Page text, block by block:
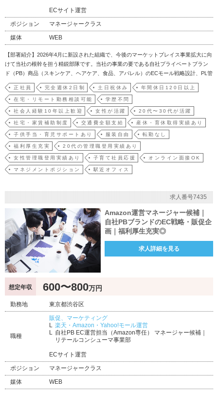
ECサイト運営
ポジション
マネージャークラス
媒体
WEB
【部署紹介】2026年4月に新設された組織で、今後のマーケットプレイス事業拡大に向
けて当社の根幹を担う精鋭部隊です。当社の事業の要である自社プライベートブラン
ド（PB）商品（スキンケア、ヘアケア、食品、アパレル）のECモール戦略設計、PL管
理、実運用を一手に担っています。【募集背景】自社PB商品の売上好調および取り扱
いブランドの急拡大に伴い、当社にとって最重要チャネルの一つである「楽天市場」
での事…
正社員 完全週休2日制 土日祝休み 年間休日120日以上
在宅・リモート勤務相談可能 学歴不問
社会人経験10年以上歓迎 女性が活躍 20代〜30代が活躍
社宅・家賃補助制度 交通費全額支給 産休・育休取得実績あり
子供手当・育児サポートあり 服装自由 転勤なし
福利厚生充実 20代の管理職登用実績あり
女性管理職登用実績あり 子育て社員応援 オンライン面接OK
マネジメントポジション 駅近オフィス
求人番号7435
Amazon運営マネージャー候補｜
自社PBブランドのEC戦略・販促企
画｜福利厚生充実◎
求人詳細を見る
想定年収 600〜800万円
勤務地 東京都渋谷区
職種
販促、マーケティング
楽天・Amazon・Yahoo!モール運営
自社PB EC運営担当（Amazon専任） マネージャー候補｜
リテールコンシューマ事業部
ECサイト運営
ポジション
マネージャークラス
媒体
WEB